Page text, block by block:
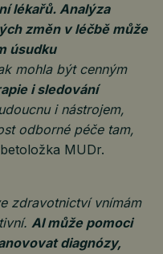
lékařů. Analýza
změn v léčbě může
úsudku
mohla být cenným
i sledování
i nástrojem,
odborné péče tam,
MUDr.
zdravotnictví vnímám
AI může pomoci
diagnózy,